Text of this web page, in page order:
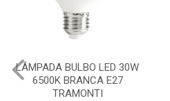
LÂMPADA BULBO LED 30W
6500K BRANCA E27
TRAMONTI